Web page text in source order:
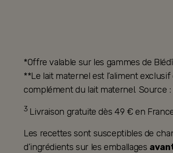
*Offre valable sur les gammes de
**Le lait maternel est l’aliment
complément du lait maternel. Source
3 Livraison gratuite dès 49 € en
Les recettes sont susceptibles de
d’ingrédients sur les emballages